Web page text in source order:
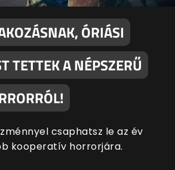
ÓRIÁSI
TETTEK A NÉPSZERŰ
csaphatsz le az év
kooperatív horrorjára.